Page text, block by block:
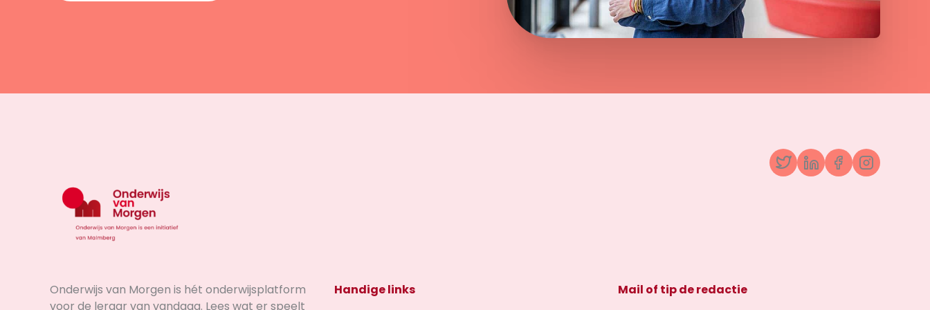
TwitterLinkedInFacebook
Onderwijs van Morgen is hét onderwijsplatform
voor de leraar van vandaag. Lees wat er speelt
Handige links
Mail of tip de redactie